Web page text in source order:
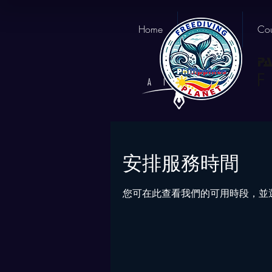
Home About us
安排服務時間
您可在此查看我們的可用時段，